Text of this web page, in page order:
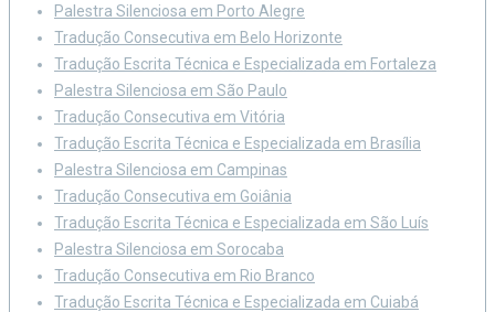
Palestra Silenciosa em Porto Alegre
Tradução Consecutiva em Belo Horizonte
Tradução Escrita Técnica e Especializada em Fortaleza
Palestra Silenciosa em São Paulo
Tradução Consecutiva em Vitória
Tradução Escrita Técnica e Especializada em Brasília
Palestra Silenciosa em Campinas
Tradução Consecutiva em Goiânia
Tradução Escrita Técnica e Especializada em São Luís
Palestra Silenciosa em Sorocaba
Tradução Consecutiva em Rio Branco
Tradução Escrita Técnica e Especializada em Cuiabá